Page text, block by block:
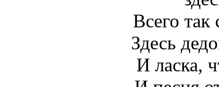
Всего так
Здесь
И ласка,